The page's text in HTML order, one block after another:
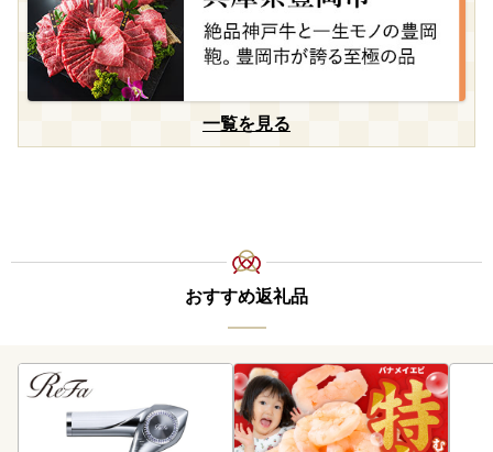
一覧を見る
おすすめ返礼品